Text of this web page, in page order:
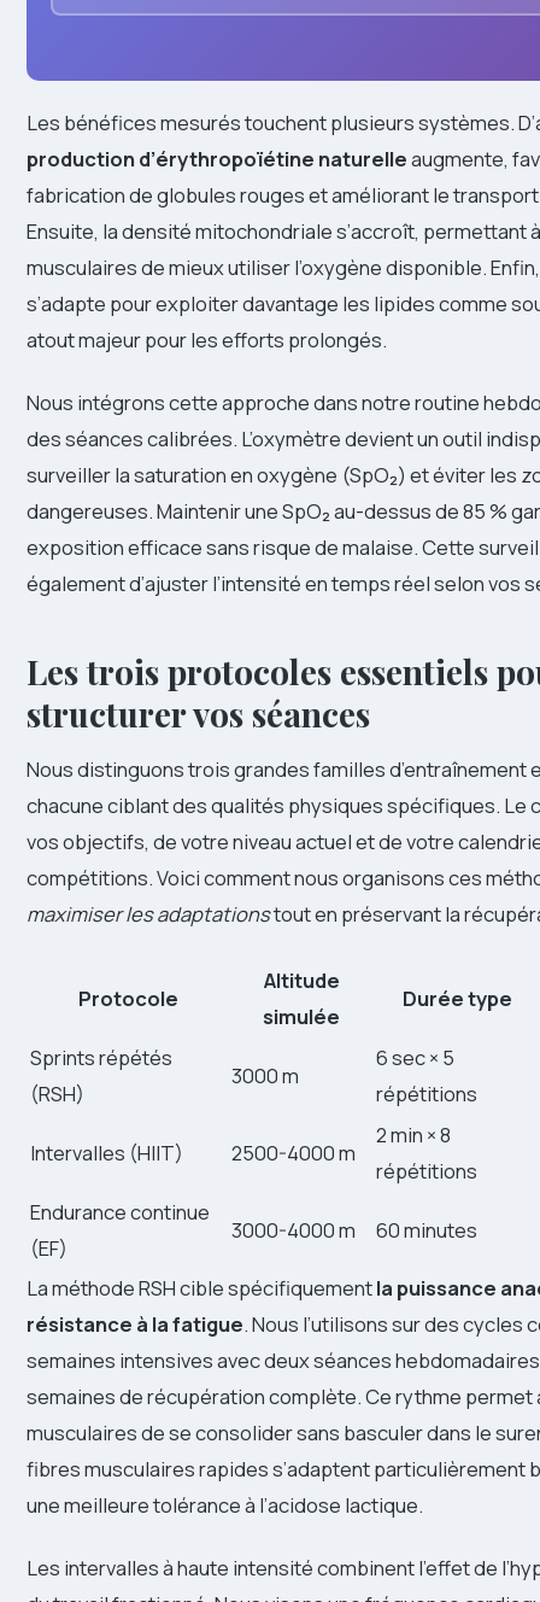
Les bénéfices mesurés touchent plusieurs systèmes.
production d’érythropoïétine naturelleaugmente,
fabrication de globules rouges et améliorant le transport
Ensuite, la densité mitochondriale s’accroît, permettant
musculaires de mieux utiliser l’oxygène disponible.
s’adapte pour exploiter davantage les lipides comme
atout majeur pour les efforts prolongés.
Nous intégrons cette approche dans notre routine
des séances calibrées. L’oxymètre devient un outil
surveiller la saturation en oxygène (SpO₂) et éviter les
dangereuses. Maintenir une SpO₂ au-dessus de 85 %
exposition efficace sans risque de malaise. Cette
également d’ajuster l’intensité en temps réel selon vos
Les trois protocoles essentiels
structurer vos séances
Nous distinguons trois grandes familles d’entraînement
chacune ciblant des qualités physiques spécifiques. Le
vos objectifs, de votre niveau actuel et de votre
compétitions. Voici comment nous organisons ces
maximiser les adaptationstout en préservant la
Protocole
Altitude
simulée
Durée type
Sprints répétés
(RSH)
3000 m
6 sec × 5
répétitions
Intervalles (HIIT) 2500-4000 m
2 min × 8
répétitions
Endurance continue
(EF)
3000-4000 m 60 minutes
La méthode RSH cible spécifiquementla puissance
résistance à la fatigue. Nous l’utilisons sur des cycles
semaines intensives avec deux séances
semaines de récupération complète. Ce rythme permet
musculaires de se consolider sans basculer dans le
fibres musculaires rapides s’adaptent particulièrement
une meilleure tolérance à l’acidose lactique.
Les intervalles à haute intensité combinent l’effet de